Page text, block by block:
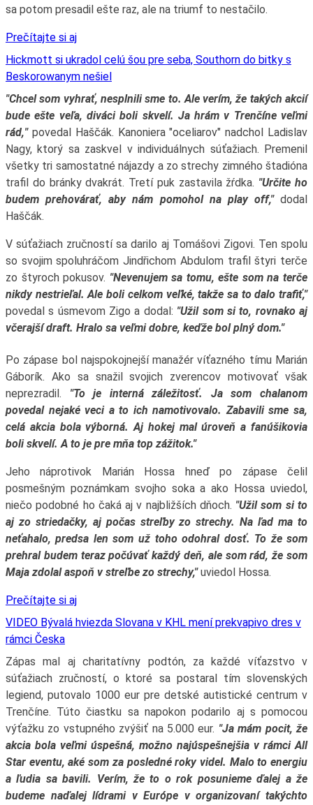
sa potom presadil ešte raz, ale na triumf to nestačilo.
Prečítajte si aj
Hickmott si ukradol celú šou pre seba, Southorn do bitky s
Beskorowanym nešiel
"Chcel som vyhrať, nesplnili sme to. Ale verím, že takých akcií
bude ešte veľa, diváci boli skvelí. Ja hrám v Trenčíne veľmi
rád,"povedal Haščák. Kanoniera "oceliarov" nadchol Ladislav
Nagy, ktorý sa zaskvel v individuálnych súťažiach. Premenil
všetky tri samostatné nájazdy a zo strechy zimného štadióna
trafil do bránky dvakrát. Tretí puk zastavila žŕdka. "Určite ho
budem prehovárať, aby nám pomohol na play off,"dodal
Haščák.
V súťažiach zručností sa darilo aj Tomášovi Zigovi. Ten spolu
so svojim spoluhráčom Jindřichom Abdulom trafil štyri terče
zo štyroch pokusov. "Nevenujem sa tomu, ešte som na terče
nikdy nestrieľal. Ale boli celkom veľké, takže sa to dalo trafiť,"
povedal s úsmevom Zigo a dodal: "Užil som si to, rovnako aj
včerajší draft. Hralo sa veľmi dobre, keďže bol plný dom."
Po zápase bol najspokojnejší manažér víťazného tímu Marián
Gáborík. Ako sa snažil svojich zverencov motivovať však
neprezradil. "To je interná záležitosť. Ja som chalanom
povedal nejaké veci a to ich namotivovalo. Zabavili sme sa,
celá akcia bola výborná. Aj hokej mal úroveň a fanúšikovia
boli skvelí. A to je pre mňa top zážitok."
Jeho náprotivok Marián Hossa hneď po zápase čelil
posmešným poznámkam svojho soka a ako Hossa uviedol,
niečo podobné ho čaká aj v najbližších dňoch. "Užil som si to
aj zo striedačky, aj počas streľby zo strechy. Na ľad ma to
neťahalo, predsa len som už toho odohral dosť. To že som
prehral budem teraz počúvať každý deň, ale som rád, že som
Maja zdolal aspoň v streľbe zo strechy,"uviedol Hossa.
Prečítajte si aj
VIDEO Bývalá hviezda Slovana v KHL mení prekvapivo dres v
rámci Česka
Zápas mal aj charitatívny podtón, za každé víťazstvo v
súťažiach zručností, o ktoré sa postaral tím slovenských
legiend, putovalo 1000 eur pre detské autistické centrum v
Trenčíne. Túto čiastku sa napokon podarilo aj s pomocou
výťažku zo vstupného zvýšiť na 5.000 eur. "Ja mám pocit, že
akcia bola veľmi úspešná, možno najúspešnejšia v rámci All
Star eventu, aké som za posledné roky videl. Malo to energiu
a ľudia sa bavili. Verím, že to o rok posunieme ďalej a že
budeme naďalej lídrami v Európe v organizovaní takýchto